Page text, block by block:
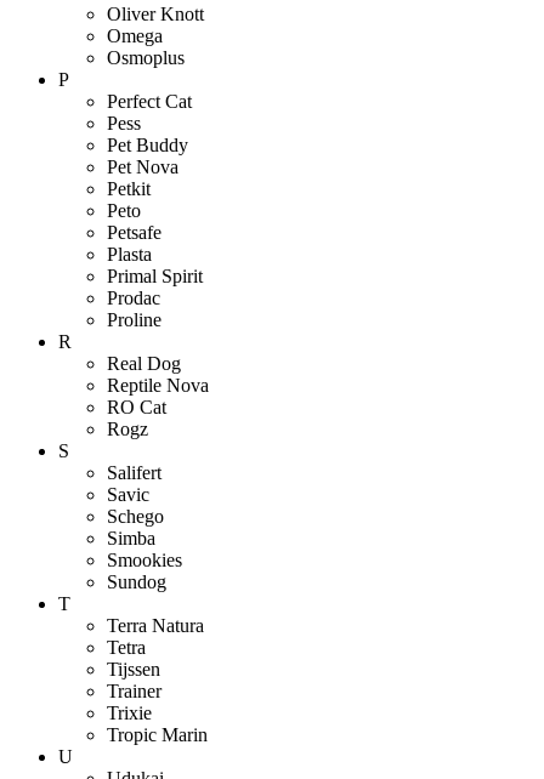
Oliver Knott
Omega
Osmoplus
P
Perfect Cat
Pess
Pet Buddy
Pet Nova
Petkit
Peto
Petsafe
Plasta
Primal Spirit
Prodac
Proline
R
Real Dog
Reptile Nova
RO Cat
Rogz
S
Salifert
Savic
Schego
Simba
Smookies
Sundog
T
Terra Natura
Tetra
Tijssen
Trainer
Trixie
Tropic Marin
U